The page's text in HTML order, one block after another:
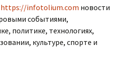
https://infotolium.com новости
событиями,
политике, технологиях,
культуре, спорте и